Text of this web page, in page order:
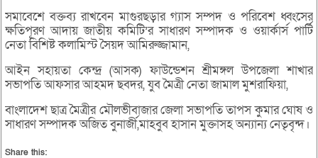
সমাবেশে বক্তব্য রাখবেন মাগুরছড়ার গ্যাস সম্পদ ও পরিবেশ ধ্বংসের
ক্ষতিপূরণ আদায় জাতীয় কমিটি’র সাধারণ সম্পাদক ও ওয়ার্কার্স পার্টি
নেতা বিশিষ্ট কলামিস্ট সৈয়দ আমিরুজ্জামান,
আইন সহায়তা কেন্দ্র (আসক) ফাউন্ডেশন শ্রীমঙ্গল উপজেলা শাখার
সভাপতি আফসার আহমদ ছবদর, যুব মৈত্রী নেতা জামাল মুশরাফিয়া,
বাংলাদেশ ছাত্র মৈত্রীর মৌলভীবাজার জেলা সভাপতি তাপস কুমার ঘোষ ও
সাধারণ সম্পাদক অজিত বুনার্জী,মাহবুব হাসান মুক্তাসহ অন্যান্য নেতৃবৃন্দ।
Share this: